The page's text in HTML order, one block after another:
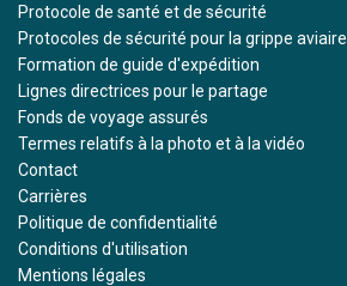
Protocole de santé et de sécurité
Protocoles de sécurité pour la grippe aviaire
Formation de guide d'expédition
Lignes directrices pour le partage
Fonds de voyage assurés
Termes relatifs à la photo et à la vidéo
Contact
Carrières
Politique de confidentialité
Conditions d'utilisation
Mentions légales